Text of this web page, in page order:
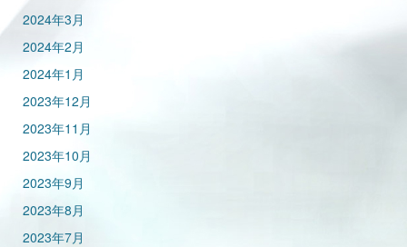
2024年3月
2024年2月
2024年1月
2023年12月
2023年11月
2023年10月
2023年9月
2023年8月
2023年7月